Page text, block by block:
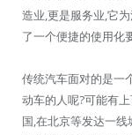
造业,更是服务业,它
了一个便捷的使用化
传统汽车面对的是一
动车的人呢?可能有
国,在北京等发达一线